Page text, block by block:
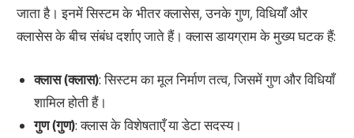
जाता है। इनमें सिस्टम के भीतर क्लासेस, उनके गुण, विधियाँ और
क्लासेस के बीच संबंध दर्शाए जाते हैं। क्लास डायग्राम के मुख्य घटक हैं:
क्लास (क्लास): सिस्टम का मूल निर्माण तत्व, जिसमें गुण और विधियाँ
शामिल होती हैं।
गुण (गुण): क्लास के विशेषताएँ या डेटा सदस्य।